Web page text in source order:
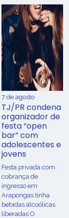
7 de agosto
TJ/PR condena
organizador de
festa “open
bar” com
adolescentes e
jovens
Festa privada com
cobrança de
ingresso em
Arapongas tinha
bebidas alcoólicas
liberadas O